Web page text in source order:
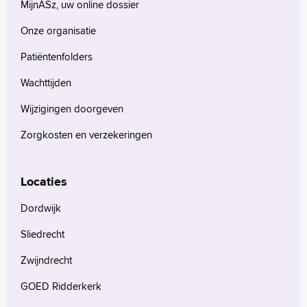
uw vakantiebestemming geleverd worden.
MijnASz, uw online dossier
Onze organisatie
Patiëntenfolders
Wachttijden
Wijzigingen doorgeven
Zorgkosten en verzekeringen
Locaties
Dordwijk
Sliedrecht
Zwijndrecht
GOED Ridderkerk